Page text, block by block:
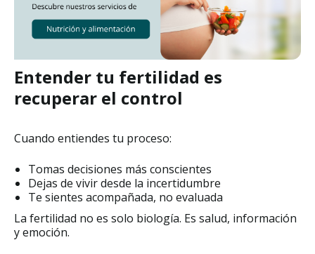
Entender tu fertilidad es
recuperar el control
Cuando entiendes tu proceso:
Tomas decisiones más conscientes
Dejas de vivir desde la incertidumbre
Te sientes acompañada, no evaluada
La fertilidad no es solo biología. Es salud, información
y emoción.